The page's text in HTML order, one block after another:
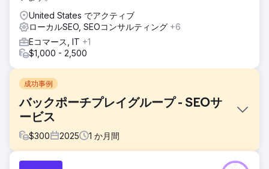
United States でアクティブ
ローカルSEO, SEOコンサルティング +6
Eコマース, IT +1
$1,000 - 2,500
成功事例
バックポーチプレイグループ - SEOサ
ービス
$300 2025 1 か月間